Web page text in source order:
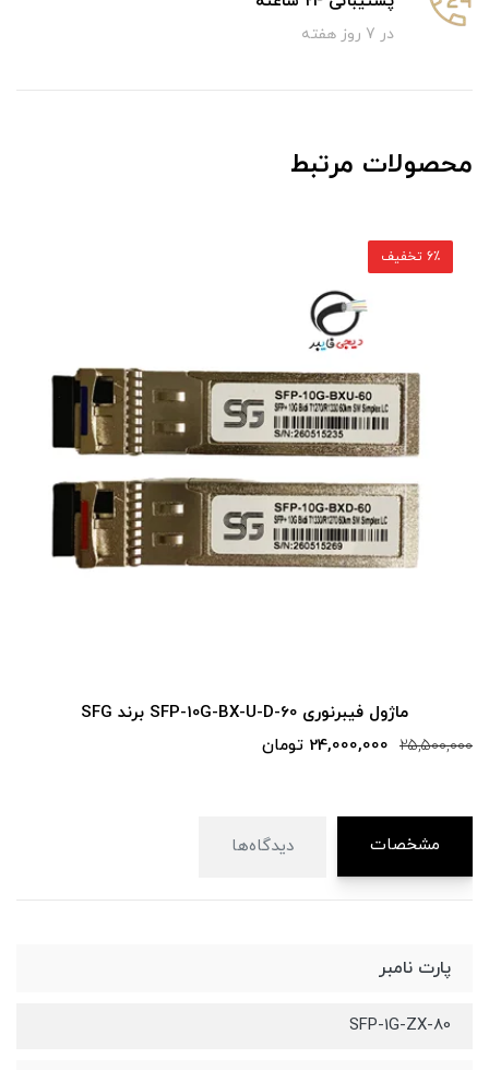
در 7 روز هفته
محصولات مرتبط
ماژول فیبرنوری SFP-10G-BX-U-D-60 برند SFG
25,500,000 24,000,000 تومان
6٪ تخفیف
مشخصات دیدگاه‌ها
پارت نامبر
SFP-1G-ZX-80